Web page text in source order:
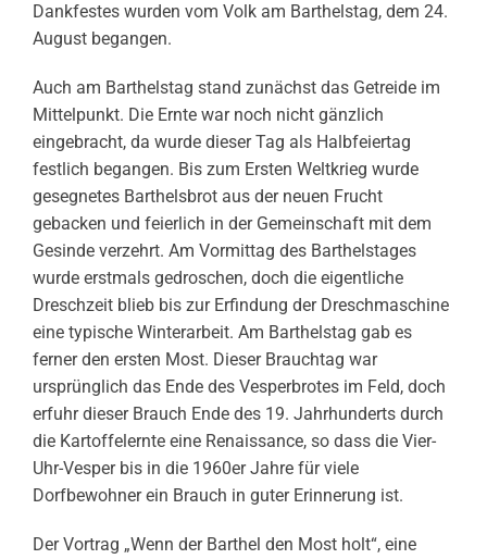
Dankfestes wurden vom Volk am Barthelstag, dem 24.
August begangen.
Auch am Barthelstag stand zunächst das Getreide im
Mittelpunkt. Die Ernte war noch nicht gänzlich
eingebracht, da wurde dieser Tag als Halbfeiertag
festlich begangen. Bis zum Ersten Weltkrieg wurde
gesegnetes Barthelsbrot aus der neuen Frucht
gebacken und feierlich in der Gemeinschaft mit dem
Gesinde verzehrt. Am Vormittag des Barthelstages
wurde erstmals gedroschen, doch die eigentliche
Dreschzeit blieb bis zur Erfindung der Dreschmaschine
eine typische Winterarbeit. Am Barthelstag gab es
ferner den ersten Most. Dieser Brauchtag war
ursprünglich das Ende des Vesperbrotes im Feld, doch
erfuhr dieser Brauch Ende des 19. Jahrhunderts durch
die Kartoffelernte eine Renaissance, so dass die Vier-
Uhr-Vesper bis in die 1960er Jahre für viele
Dorfbewohner ein Brauch in guter Erinnerung ist.
Der Vortrag „Wenn der Barthel den Most holt“, eine